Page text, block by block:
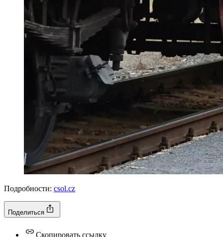
Подробности: csol.cz
Поделиться
Скопировать ссылку